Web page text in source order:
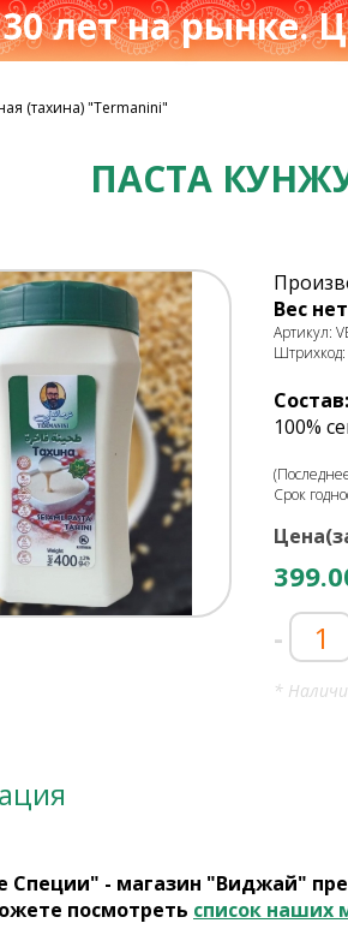
лет на рынке.
(тахина) "Termanini"
ПАСТА
Вес
Артикул:
Состав:
100%
Срок
-
*
Специи" - магазин "Виджай"
посмотреть список наших